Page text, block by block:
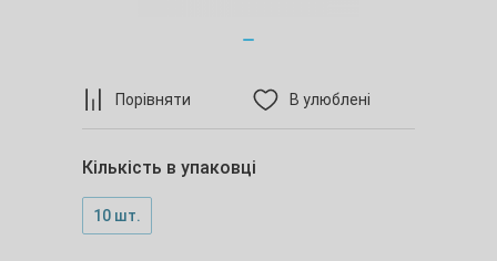
Порівняти В улюблені
Кількість в упаковці
10 шт.